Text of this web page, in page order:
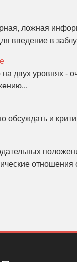
ложная
введение в
двух уровнях -
обсуждать и
отношения